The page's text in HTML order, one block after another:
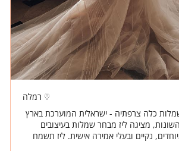
רמלה
כלה צרפתיה - ישראלית המוערכת בארץ
מציגה ליז מבחר שמלות בעיצובים
נקיים ובעלי אמירה אישית. ליז תשמח